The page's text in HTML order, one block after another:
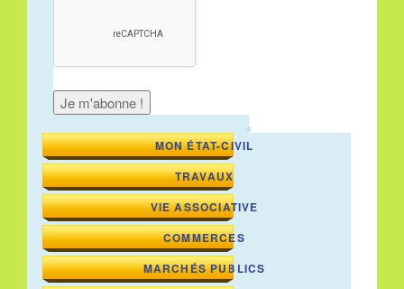
MON ÉTAT-CIVIL
TRAVAUX
VIE ASSOCIATIVE
COMMERCES
MARCHÉS PUBLICS